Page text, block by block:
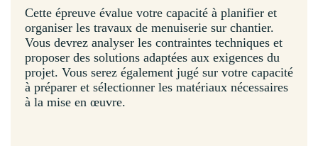
Cette épreuve évalue votre capacité à planifier et
organiser les travaux de menuiserie sur chantier.
Vous devrez analyser les contraintes techniques et
proposer des solutions adaptées aux exigences du
projet. Vous serez également jugé sur votre capacité
à préparer et sélectionner les matériaux nécessaires
à la mise en œuvre.